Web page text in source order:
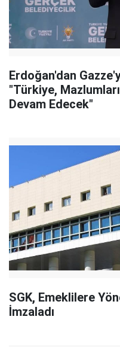
Erdoğan'dan
"Türkiye,
Devam Edecek"
SGK, Emeklilere
İmzaladı